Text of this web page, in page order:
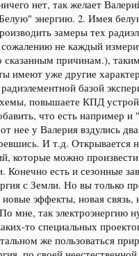
нет, так желает
энергию. 2. Имея
замеры тех
не каждый
сказанным причинам.),
имеют уже другие
базой
повышаете КПД
что есть например и
нее у Валерия вздулись
И т.д. Открывается
которые можно
Конечно есть и сезонные
с Земли. Но вы только
новые эффекты, новая
мне, так электроэнергию
то специальных
же пользоваться